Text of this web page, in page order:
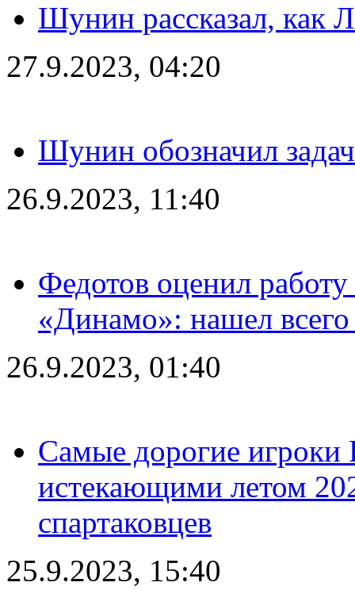
Шунин рассказал, как
27.9.2023, 04:20
Шунин обозначил
26.9.2023, 11:40
Федотов оценил
«Динамо»: нашел
26.9.2023, 01:40
Самые дорогие игроки
истекающими летом
спартаковцев
25.9.2023, 15:40